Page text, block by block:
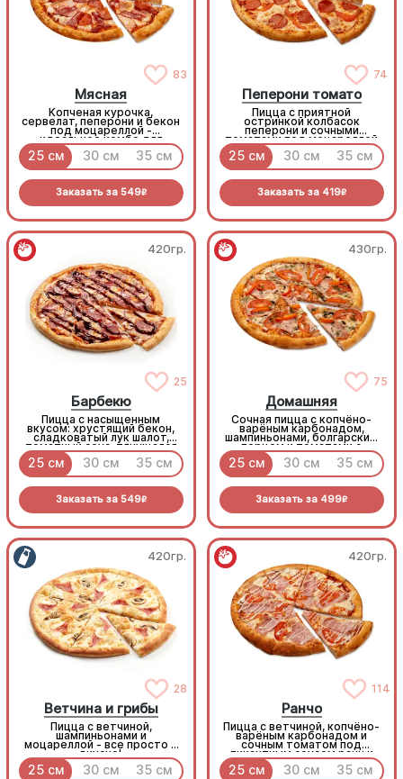
83
Мясная
Копченая курочка,
сервелат, пеперони и бекон
под моцареллой -
идеальное комбо для
любителей всего мясного!
25 см 30 см 35 см
Заказать за 549R
74
Пеперони томато
Пицца с приятной
остринкой колбасок
пеперони и сочными
томатами под моцареллой
25 см 30 см 35 см
Заказать за 419R
420гр.
25
Барбекю
Пицца с насыщенным
вкусом: хрустящий бекон,
сладковатый лук шалот,
томатный соус, тянущаяся
моцарелла и дымный
прянный соус барбекю.
25 см 30 см 35 см
Заказать за 549R
430гр.
75
Домашняя
Сочная пицца с копчёно-
варёным карбонадом,
шампиньонами, болгарским
перцем и томатами с
зеленью под моцареллой
25 см 30 см 35 см
Заказать за 499R
420гр.
28
Ветчина и грибы
Пицца с ветчиной,
шампиньонами и
моцареллой - все просто и
вкусно!
25 см 30 см 35 см
420гр.
114
Ранчо
Пицца с ветчиной, копчёно-
варёным карбонадом и
сочным томатом под
пикантным соусом ранч и
моцареллой
25 см 30 см 35 см